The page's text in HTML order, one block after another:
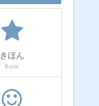
きほん
Basic